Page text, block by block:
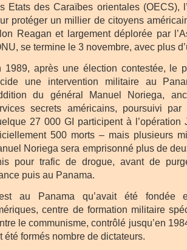
Etats des Caraïbes orientales (OECS),
protéger un millier de citoyens
Reagan et largement déplorée par
se termine le 3 novembre, avec plus
1989, après une élection contestée, le
une intervention militaire au
du général Manuel Noriega,
secrets américains, poursuivi
27 000 GI participent à
500 morts – mais plusieurs
Noriega sera emprisonné plus de
pour trafic de drogue, avant de
puis au Panama.
au Panama qu’avait été fondée
centre de formation militaire
le communisme, contrôlé jusqu’en
été formés nombre de dictateurs.